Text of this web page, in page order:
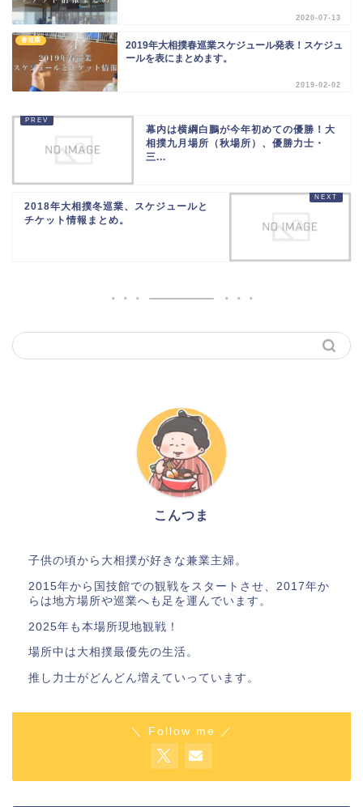
2020-07-13
春巡業
2019年大相撲春巡業スケジュール発表！スケジュ
ールを表にまとめます。
2019-02-02
幕内は横綱白鵬が今年初めての優勝！大
相撲九月場所（秋場所）、優勝力士・
三...
2018年大相撲冬巡業、スケジュールと
チケット情報まとめ。
こんつま
子供の頃から大相撲が好きな兼業主婦。
2015年から国技館での観戦をスタートさせ、2017年か
らは地方場所や巡業へも足を運んでいます。
2025年も本場所現地観戦！
場所中は大相撲最優先の生活。
推し力士がどんどん増えていっています。
＼ Follow me ／